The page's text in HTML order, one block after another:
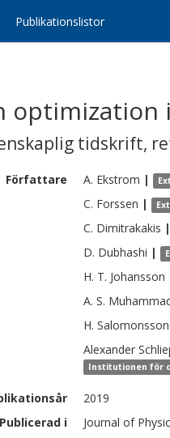
Publikationslistor
tidskrift,
Författare A. Ekstrom |
C. Forssen |
C. Dimitrakakis |
D. Dubhashi |
H. T. Johansson
A. S.
H. Salomonsson
Alexander
Institutionen för
2019
Publicerad i
Journal of